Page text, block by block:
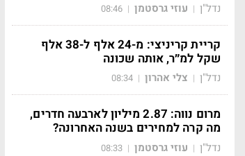
נדל"ן | עוזי גרסטמן |
08:46
קריית קריניצי: מ-24 אלף ל-38 אלף
שקל למ״ר, אותה שכונה
נדל"ן | צלי אהרון |
08:34
מרום נווה: 2.87 מיליון לארבעה חדרים,
מה קרה למחירים בשנה האחרונה?
נדל"ן | עוזי גרסטמן |
08:33